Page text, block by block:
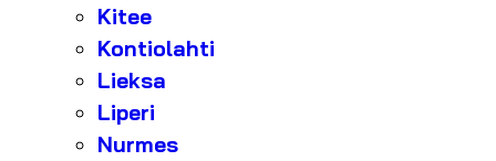
Kitee
Kontiolahti
Lieksa
Liperi
Nurmes